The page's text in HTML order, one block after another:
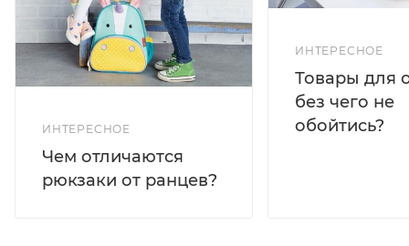
ИНТЕРЕСНОЕ
Чем отличаются
рюкзаки от ранцев?
ИНТЕРЕСНОЕ
Товары для
без чего не
обойтись?